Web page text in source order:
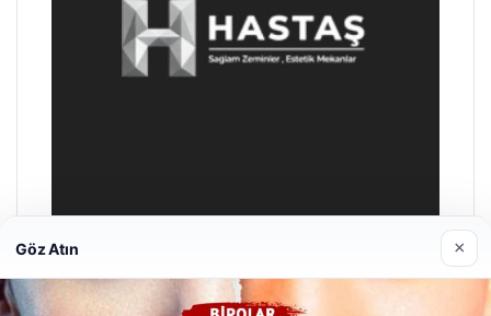
Hastaş Beton
26/05/2026
Göz Atın ×